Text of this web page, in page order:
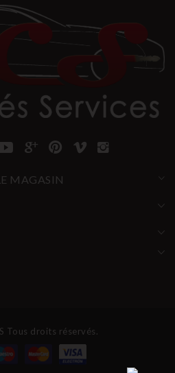
MAGASIN
Tous droits réservés.